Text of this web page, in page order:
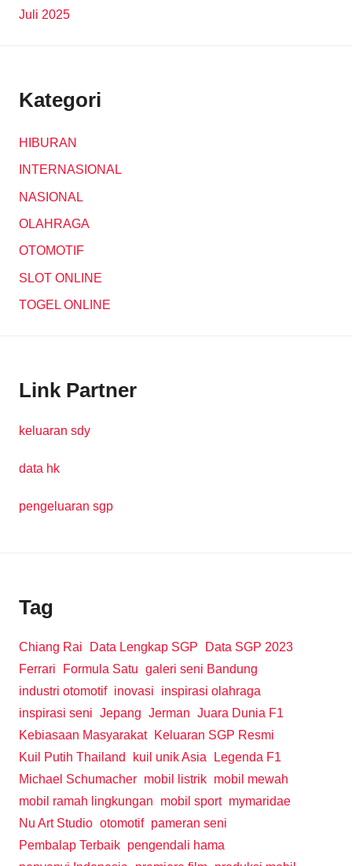
Juli 2025
Kategori
HIBURAN
INTERNASIONAL
NASIONAL
OLAHRAGA
OTOMOTIF
SLOT ONLINE
TOGEL ONLINE
Link Partner
keluaran sdy
data hk
pengeluaran sgp
Tag
Chiang Rai Data Lengkap SGP
Data SGP 2023
Ferrari
Formula Satu galeri seni Bandung
industri otomotif inovasi
inspirasi olahraga
inspirasi seni Jepang Jerman Juara Dunia F1
Kebiasaan Masyarakat
Keluaran SGP Resmi
Kuil Putih Thailand
kuil unik Asia
Legenda F1
Michael Schumacher mobil listrik mobil mewah
mobil ramah lingkungan
mobil sport mymaridae
Nu Art Studio otomotif pameran seni
Pembalap Terbaik pengendali hama